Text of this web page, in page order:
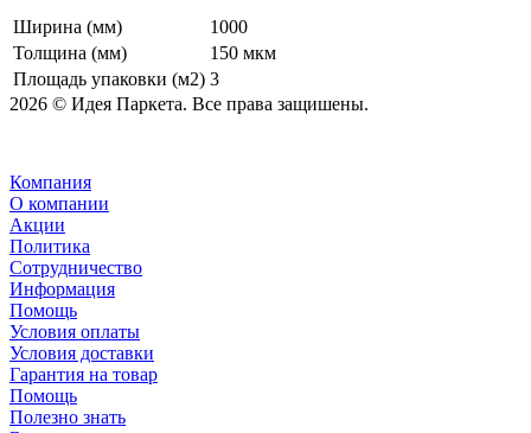
Ширина (мм)
1000
Толщина (мм)
150 мкм
Площадь упаковки (м2) 3
2026 © Идея Паркета. Все права защишены.
Компания
О компании
Акции
Политика
Сотрудничество
Информация
Помощь
Условия оплаты
Условия доставки
Гарантия на товар
Помощь
Полезно знать